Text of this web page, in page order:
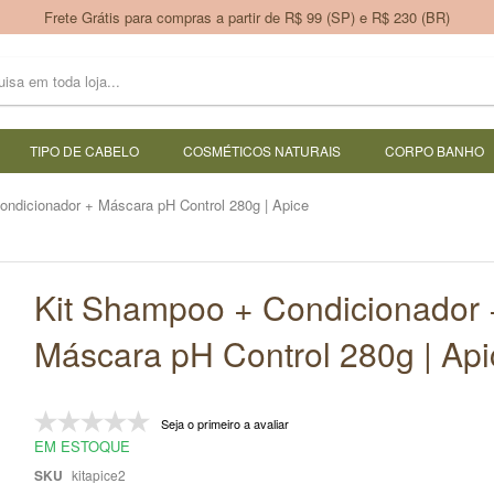
Frete Grátis para compras a partir de R$ 99 (SP) e R$ 230 (BR)
TIPO DE CABELO COSMÉTICOS NATURAIS CORPO BANHO
+ Máscara pH Control 280g | Apice
Kit Shampoo + Condicionador
Máscara pH Control 280g |
Seja o primeiro a avaliar
EM ESTOQUE
SKU kitapice2